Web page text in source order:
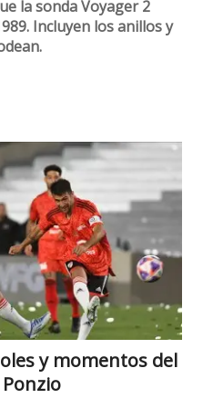
la sonda Voyager 2
Incluyen los anillos y
y momentos del